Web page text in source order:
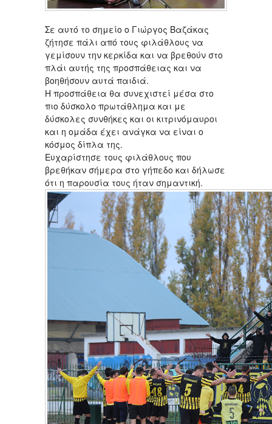
Σε αυτό το σημείο ο Γιώργος Βαζάκας
ζήτησε πάλι από τους φιλάθλους να
γεμίσουν την κερκίδα και να βρεθούν στο
πλάι αυτής της προσπάθειας και να
βοηθήσουν αυτά παιδιά.
Η προσπάθεια θα συνεχιστεί μέσα στο
πιο δύσκολο πρωτάθλημα και με
δύσκολες συνθήκες και οι κιτρινόμαυροι
και η ομάδα έχει ανάγκα να είναι ο
κόσμος δίπλα της.
Ευχαρίστησε τους φιλάθλους που
βρεθήκαν σήμερα στο γήπεδο και δήλωσε
ότι η παρουσία τους ήταν σημαντική.